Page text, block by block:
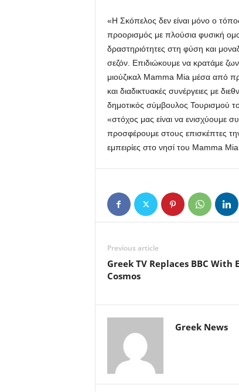
«Η Σκόπελος δεν είναι μόνο ο
προορισμός με πλούσια φυσική
δραστηριότητες στη φύση και
σεζόν. Επιδιώκουμε να κρατάμε
μιούζικαλ Mamma Mia μέσα από
και διαδικτυακές συνέργειες με
δημοτικός σύμβουλος Τουρισμού
«στόχος μας είναι να ενισχύουμε
προσφέρουμε στους επισκέπτες
εμπειρίες στο νησί του Mamma
Previous article
Greek TV Replaces BBC With
Cosmos
Greek News